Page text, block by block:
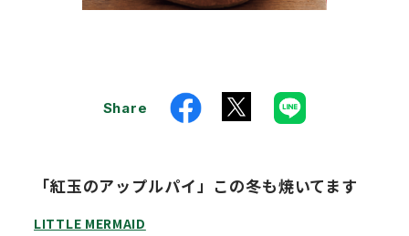
Share
「紅玉のアップルパイ」この冬も焼いてます
LITTLE MERMAID